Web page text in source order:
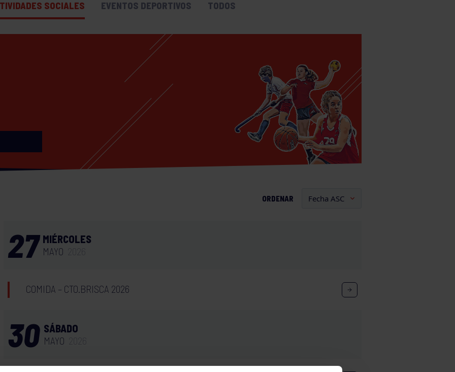
SOCIALES EVENTOS DEPORTIVOS TODOS
ORDENAR
27 MIÉRCOLES
MAYO
COMIDA – CTO.BRISCA 2026
30 SÁBADO
MAYO